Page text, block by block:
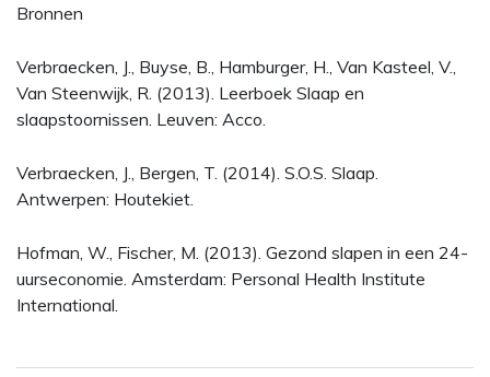
Bronnen
Verbraecken, J., Buyse, B., Hamburger, H., Van Kasteel, V.,
Van Steenwijk, R. (2013). Leerboek Slaap en
slaapstoornissen. Leuven: Acco.
Verbraecken, J., Bergen, T. (2014). S.O.S. Slaap.
Antwerpen: Houtekiet.
Hofman, W., Fischer, M. (2013). Gezond slapen in een 24-
uurseconomie. Amsterdam: Personal Health Institute
International.